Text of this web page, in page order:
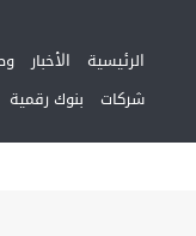
الرئيسية الأخبار
شركات بنوك رقمية